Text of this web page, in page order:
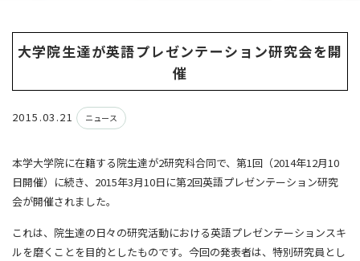
大学院生達が英語プレゼンテーション研究会を開
催
2015.03.21 ニュース
本学大学院に在籍する院生達が2研究科合同で、第1回（2014年12月10
日開催）に続き、2015年3月10日に第2回英語プレゼンテーション研究
会が開催されました。
これは、院生達の日々の研究活動における英語プレゼンテーションスキ
ルを磨くことを目的としたものです。今回の発表者は、特別研究員とし